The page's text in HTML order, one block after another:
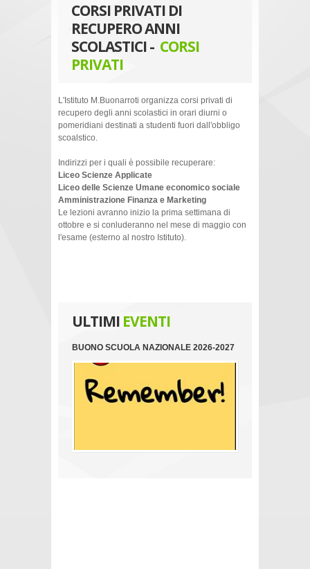
CORSI PRIVATI DI
RECUPERO ANNI
SCOLASTICI - CORSI
PRIVATI
L'Istituto M.Buonarroti organizza corsi privati di
recupero degli anni scolastici in orari diurni o
pomeridiani destinati a studenti fuori dall'obbligo
scoalstico.
Indirizzi per i quali è possibile recuperare:
Liceo Scienze Applicate
Liceo delle Scienze Umane economico sociale
Amministrazione Finanza e Marketing
Le lezioni avranno inizio la prima settimana di
ottobre e si conluderanno nel mese di maggio con
l'esame (esterno al nostro Istituto).
ULTIMI EVENTI
BUONO SCUOLA NAZIONALE 2026-2027